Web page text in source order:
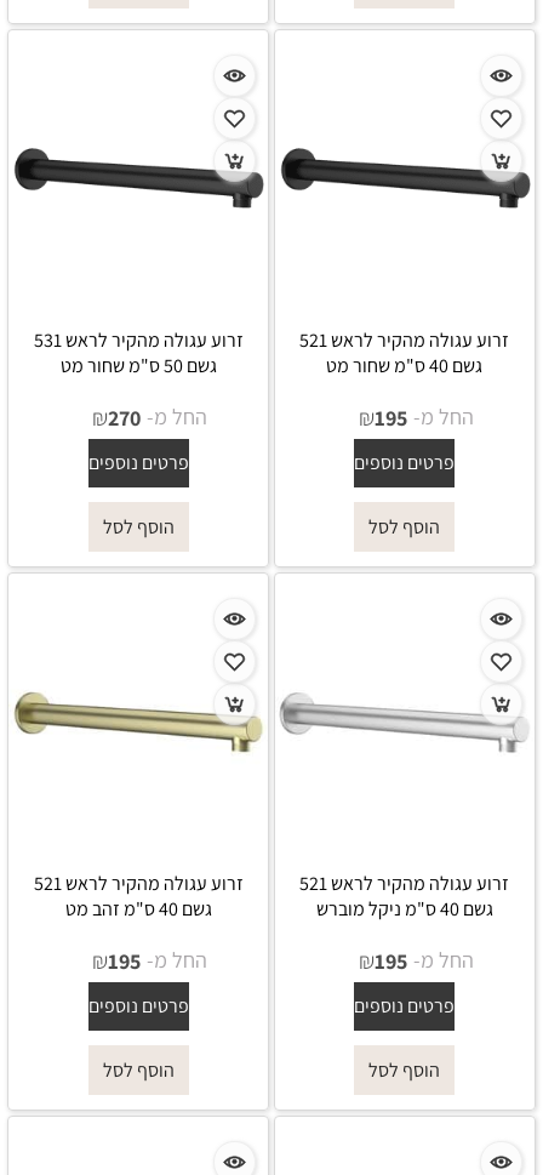
זרוע עגולה מהקיר לראש 521
גשם 40 ס"מ שחור מט
החל מ- ₪195
פרטים נוספים
הוסף לסל
זרוע עגולה מהקיר לראש 531
גשם 50 ס"מ שחור מט
החל מ- ₪270
פרטים נוספים
הוסף לסל
זרוע עגולה מהקיר לראש 521
גשם 40 ס"מ ניקל מוברש
החל מ- ₪195
פרטים נוספים
הוסף לסל
זרוע עגולה מהקיר לראש 521
גשם 40 ס"מ זהב מט
החל מ- ₪195
פרטים נוספים
הוסף לסל